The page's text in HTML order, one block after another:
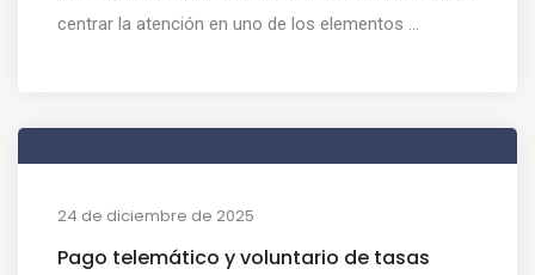
centrar la atención en uno de los elementos ...
24 de diciembre de 2025
Pago telemático y voluntario de tasas